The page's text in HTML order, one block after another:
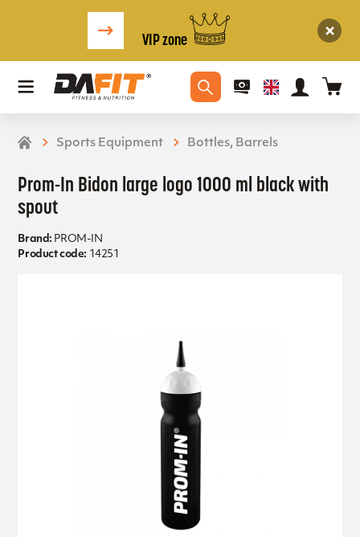
VIP zone
Sports Equipment Bottles, Barrels
Prom-In Bidon large logo 1000 ml black with
spout
Brand: PROM-IN
Product code: 14251